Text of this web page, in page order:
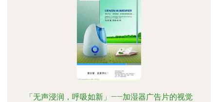
「无声浸润，呼吸如新」——加湿器广告片的视觉